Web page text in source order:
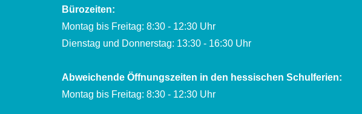
Bürozeiten:
Montag bis Freitag: 8:30 - 12:30 Uhr
Dienstag und Donnerstag: 13:30 - 16:30 Uhr
Abweichende Öffnungszeiten in den hessischen Schulferien:
Montag bis Freitag: 8:30 - 12:30 Uhr